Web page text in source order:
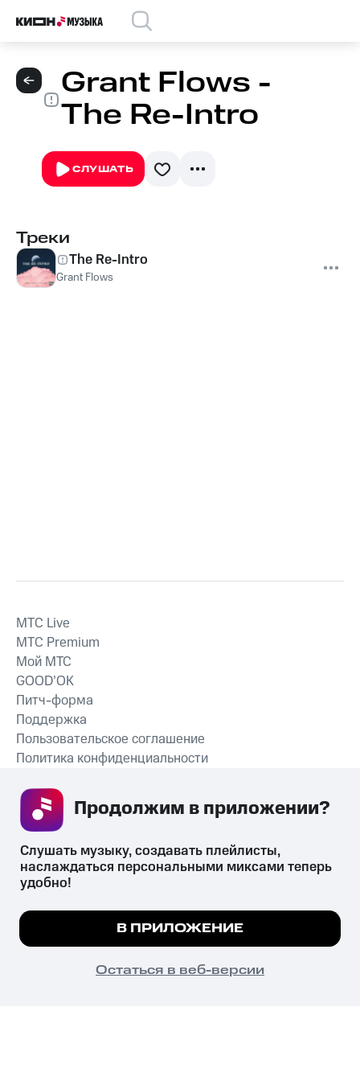
Grant Flows -
The Re-Intro
СЛУШАТЬ
Треки
The Re-Intro
Grant Flows
СКАЧАТЬ ПРИЛОЖЕНИЕ
MTС Live
MTС Premium
Мой МТС
GOOD’OK
Питч-форма
Поддержка
Пользовательское соглашение
Политика конфиденциальности
психотропных веществ, их аналогов причиняет вред здоровью,
их незаконный оборот запрещён и влечёт установленную
законодательством ответственность.
© 2026 ООО «КИОН».
Все права защищены
Мы используем куки, чтобы на сайте все
Подробнее
ПОНЯТНО
Слушать музыку, создавать плейлисты,
наслаждаться персональными миксами теперь
удобно!
В ПРИЛОЖЕНИЕ
Остаться в веб-версии